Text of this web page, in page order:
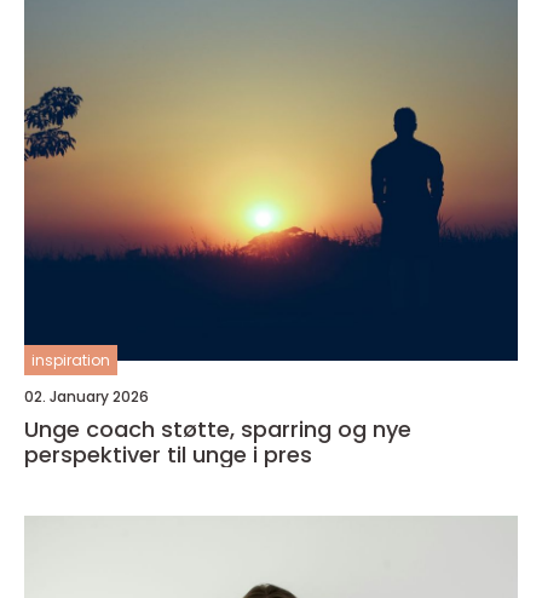
inspiration
02. January 2026
Unge coach støtte, sparring og nye
perspektiver til unge i pres